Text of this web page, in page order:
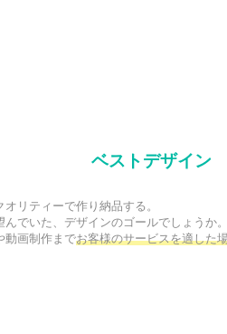
ベストデザイン
リティーで作り納品する。
でいた、デザインのゴールでしょうか
動画制作までお客様のサービスを適した